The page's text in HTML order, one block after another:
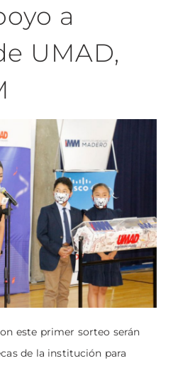
a
UMAD,
este primer sorteo serán
de la institución para